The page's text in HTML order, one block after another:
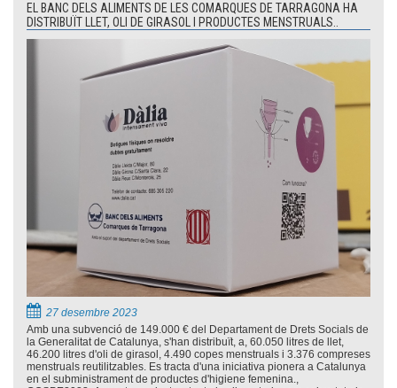
EL BANC DELS ALIMENTS DE LES COMARQUES DE TARRAGONA HA
DISTRIBUÏT LLET, OLI DE GIRASOL I PRODUCTES MENSTRUALS..
27 desembre 2023
Amb una subvenció de 149.000 € del Departament de Drets Socials de
la Generalitat de Catalunya, s'han distribuït, a, 60.050 litres de llet,
46.200 litres d'oli de girasol, 4.490 copes menstruals i 3.376 compreses
menstruals reutilitzables. Es tracta d'una iniciativa pionera a Catalunya
en el subministrament de productes d'higiene femenina.,